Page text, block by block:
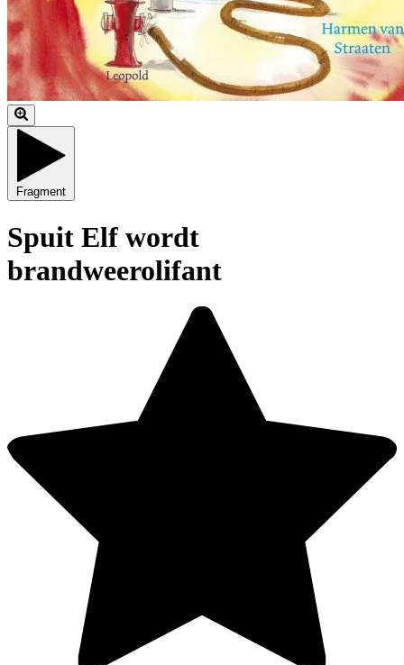
Fragment
Spuit Elf wordt
brandweerolifant